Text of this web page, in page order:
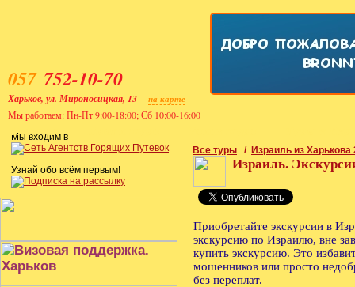
057 752-10-70
Харьков, ул. Мироносицкая, 13 на карте
Мы работаем: Пн-Пт 9:00-18:00; Сб 10:00-16:00
Главная
Мы входим в
Узнай обо всём первым!
Все туры / Израиль из Харькова
Израиль.
Приобретайте экскурсии в
экскурсию по Израилю, вне
купить экскурсию. Это
мошенников или просто
без переплат.